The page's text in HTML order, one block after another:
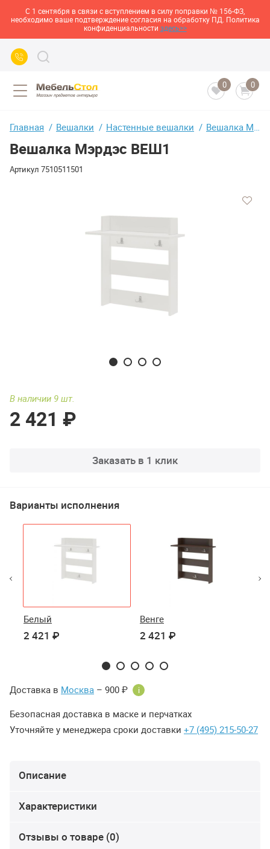
С 1 сентября в связи с вступлением в силу поправки № 156-ФЗ,
необходимо ваше подтверждение согласия на обработку ПД. Политика
конфиденциальности здесь>>
0 0
Главная Вешалки Настенные вешалки Вешалка Мэрдэс ВЕШ1
Вешалка Мэрдэс ВЕШ1
Артикул 7510511501
В наличии 9 шт.
2 421 ₽
Заказать в 1 клик
Варианты исполнения
Белый
2 421 ₽
Венге
2 421 ₽
Доставка в Москва – 900 ₽ i
Безопасная доставка в маске и перчатках
Уточняйте у менеджера сроки доставки +7 (495) 215-50-27
Описание
Характеристики
Отзывы о товаре (0)